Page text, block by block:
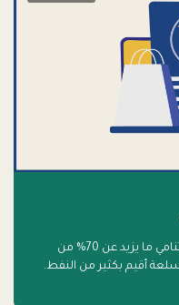
تشهد المملكة العربية السعودية حاليا تنامي ما يزيد عن 70% من
سلعة أقيم بكثير من النفط.